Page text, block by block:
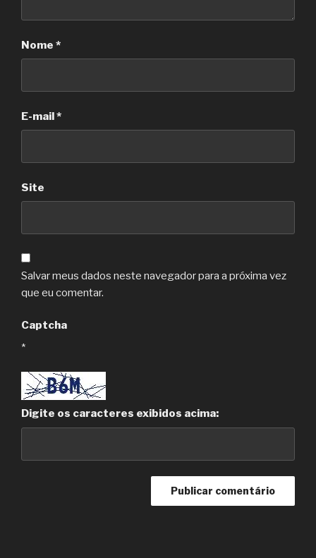
Nome *
E-mail*
Site
Salvar meus dados neste navegador para a próxima vez
que eu comentar.
Captcha
*
Digite os caracteres exibidos acima: